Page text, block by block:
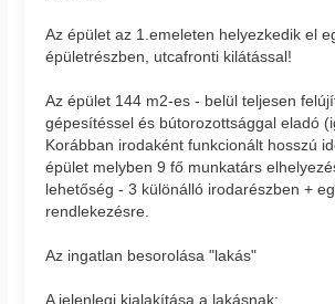
Az épület az 1.emeleten helyezkedik el
épületrészben, utcafronti kilátással!
Az épület 144 m2-es - belül teljesen
gépesítéssel és bútorozottsággal eladó
Korábban irodaként funkcionált hosszú
épület melyben 9 fő munkatárs
lehetőség - 3 különálló irodarészben +
rendlekezésre.
Az ingatlan besorolása "lakás"
A jelenlegi kialakítása a lakásnak: